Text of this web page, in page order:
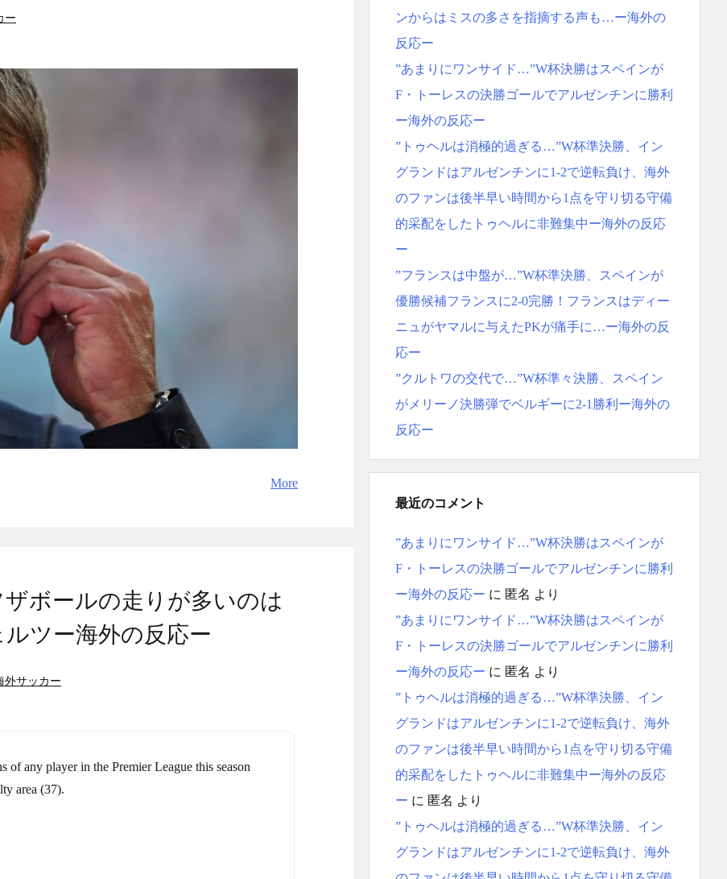
歳SB獲得に接近か
減税」敵「減税すんな！社
ムリー
ちら…」→「快適そうでめ
NEW!
いてしまう。
り
ぎた！」
」「人間にこんなことが可
」「人間にこんなことが可
成！ジャーメインのゴールを
Showbiz
す！ドイツ紙
る
【韓国の反応】「M6.1の地震被害を受けても、次の日の朝には日常に戻っている
【海外の反応】 エンゼルス大谷、満塁で勝負を避けられる 敬遠か四球か？！
今シーズンのキャプテンはMF竹内涼に決定！副キャプテンはテセ・六反・河井の3
日本の国宝を見た韓国人の反応ｗｗｗｗｗｗｗｗｗｗｗｗｗ
ー
More
ボールの走りが多いのは
ツー海外の反応ー
外サッカー
of any player in the Premier League this season
area (37).
ンからはミスの多さを指摘する声も…ー海外の
反応ー
”あまりにワンサイド…”W杯決勝はスペインが
F・トーレスの決勝ゴールでアルゼンチンに勝利
ー海外の反応ー
”トゥヘルは消極的過ぎる…”W杯準決勝、イン
グランドはアルゼンチンに1-2で逆転負け、海外
のファンは後半早い時間から1点を守り切る守備
的采配をしたトゥヘルに非難集中ー海外の反応
ー
”フランスは中盤が…”W杯準決勝、スペインが
優勝候補フランスに2-0完勝！フランスはディー
ニュがヤマルに与えたPKが痛手に…ー海外の反
応ー
”クルトワの交代で…”W杯準々決勝、スペイン
がメリーノ決勝弾でベルギーに2-1勝利ー海外の
反応ー
最近のコメント
”あまりにワンサイド…”W杯決勝はスペインが
F・トーレスの決勝ゴールでアルゼンチンに勝利
ー海外の反応ー に 匿名 より
”あまりにワンサイド…”W杯決勝はスペインが
F・トーレスの決勝ゴールでアルゼンチンに勝利
ー海外の反応ー に 匿名 より
”トゥヘルは消極的過ぎる…”W杯準決勝、イン
グランドはアルゼンチンに1-2で逆転負け、海外
のファンは後半早い時間から1点を守り切る守備
的采配をしたトゥヘルに非難集中ー海外の反応
ー に 匿名 より
”トゥヘルは消極的過ぎる…”W杯準決勝、イン
グランドはアルゼンチンに1-2で逆転負け、海外